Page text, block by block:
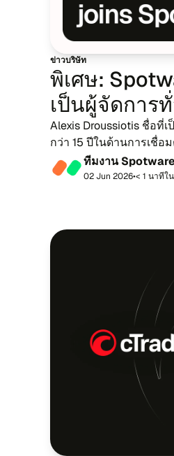
ข่าว​บริ​ษัท
พิ​เศษ:
เป็นผู้​จัด​การ​
Alexis Droussiotis ชื่อ​ที่​
กว่า 15 ปี​ใน​ด้าน​การ​เชื่อ
ร่วม Spotware ใ...
ที​ม​งาน Spotware
02 Jun 2026•< 1 นา​ที​ใ